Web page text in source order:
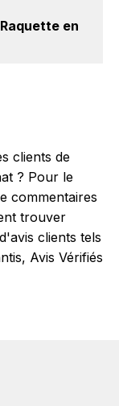
au plus
réductions
en
site
clients de
? Pour le
commentaires
trouver
clients tels
Avis Vérifiés